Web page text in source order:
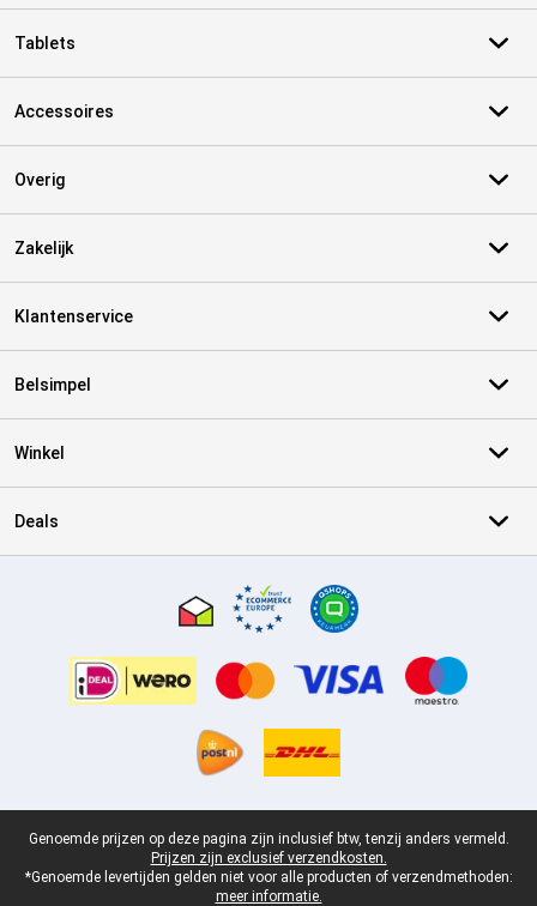
Tablets
Accessoires
Overig
Zakelijk
Klantenservice
Belsimpel
Winkel
Deals
Juridische voettekst
Genoemde prijzen op deze pagina zijn inclusief btw, tenzij anders vermeld.
Prijzen zijn exclusief verzendkosten.
*Genoemde levertijden gelden niet voor alle producten of verzendmethoden:
meer informatie.